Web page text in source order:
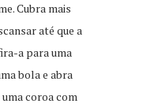
Cubra mais
até que a
a para uma
bola e abra
coroa com